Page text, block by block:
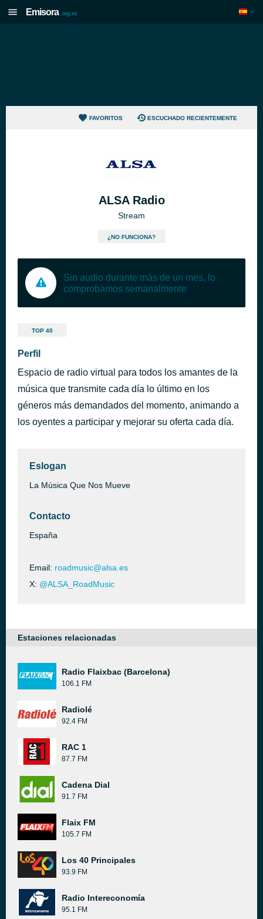
Emisora .org.es
FAVORITOS ESCUCHADO RECIENTEMENTE
ALSA Radio
Stream
¿NO FUNCIONA?
Sin audio durante más de un mes, lo
comprobamos semanalmente
TOP 40
Perfil
Espacio de radio virtual para todos los amantes de la
música que transmite cada día lo último en los
géneros más demandados del momento, animando a
los oyentes a participar y mejorar su oferta cada día.
Eslogan
La Música Que Nos Mueve
Contacto
España
Email: roadmusic@alsa.es
X: @ALSA_RoadMusic
Estaciones relacionadas
Radio Flaixbac (Barcelona)
106.1 FM
Radiolé
92.4 FM
RAC 1
87.7 FM
Cadena Dial
91.7 FM
Flaix FM
105.7 FM
Los 40 Principales
93.9 FM
Radio Intereconomía
95.1 FM